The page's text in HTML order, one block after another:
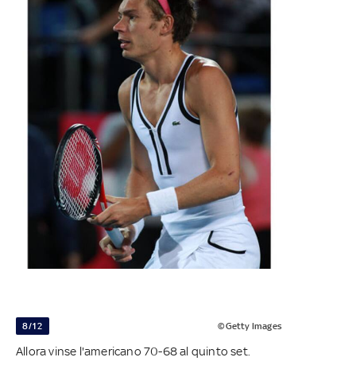
8/12 ©Getty Images
Allora vinse l'americano 70-68 al quinto set.